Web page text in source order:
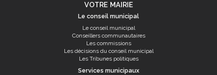
VOTRE MAIRIE
Le conseil municipal
Le conseil municipal
Conseillers communautaires
Les commissions
Les décisions du conseil municipal
Les Tribunes politiques
Services municipaux